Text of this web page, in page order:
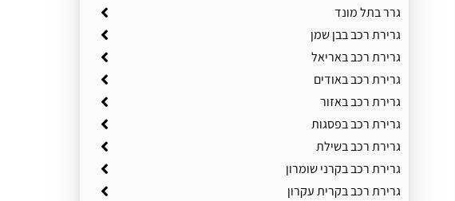
מעולה
גרר בתל מונד
גרירת רכב בבן שמן
גרירת רכב באריאל
גרירת רכב באודים
גרירת רכב באזור
גרירת רכב בפסגות
גרירת רכב בשילת
גרירת רכב בקרני שומרון
גרירת רכב בקרית עקרון